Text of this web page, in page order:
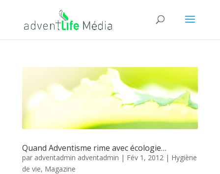
Quand Adventisme rime avec écologie…
par adventadmin adventadmin | Fév 1, 2012 | Hygiène
de vie, Magazine